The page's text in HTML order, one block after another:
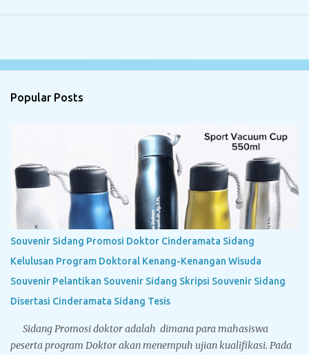
Popular Posts
Souvenir Sidang Promosi Doktor Cinderamata Sidang
Kelulusan Program Doktoral Kenang-Kenangan Wisuda
Souvenir Pelantikan Souvenir Sidang Skripsi Souvenir Sidang
Disertasi Cinderamata Sidang Tesis
Sidang Promosi doktor adalah dimana para mahasiswa
peserta program Doktor akan menempuh ujian kualifikasi. Pada